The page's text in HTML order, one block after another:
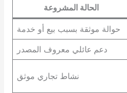
الحالة المشروعة
حوالة موثقة بسبب بيع أو خدمة
دعم عائلي معروف المصدر
نشاط تجاري موثق